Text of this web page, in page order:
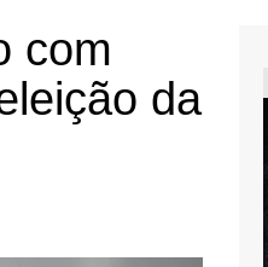
com
da